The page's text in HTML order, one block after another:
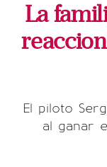
La
El piloto
al ganar